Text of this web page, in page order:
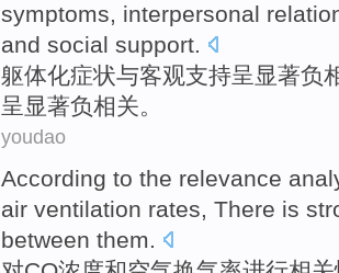
symptoms, interpersonal
and social support.
躯体化症状与客观支持呈显著负
呈显著负相关。
youdao
According to the relevance
air ventilation rates, There is
between them.